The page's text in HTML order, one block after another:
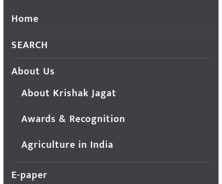
Home
SEARCH
About Us
About Krishak Jagat
Awards & Recognition
Agriculture in India
E-paper